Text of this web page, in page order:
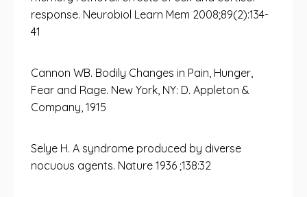
response. Neurobiol Learn Mem 2008;89(2):134-
41
Cannon WB. Bodily Changes in Pain, Hunger,
Fear and Rage. New York, NY: D. Appleton &
Company, 1915
Selye H. A syndrome produced by diverse
nocuous agents. Nature 1936 ;138:32